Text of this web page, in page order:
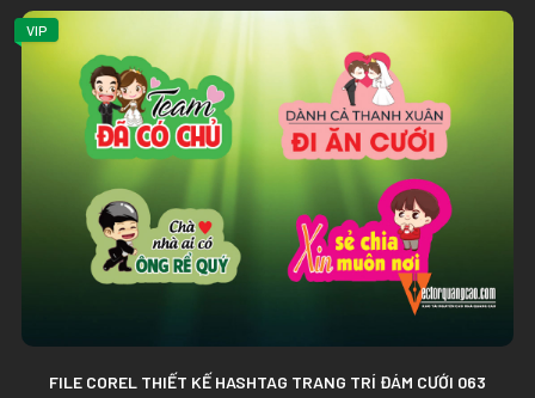
VIP
FILE COREL THIẾT KẾ HASHTAG TRANG TRÍ ĐÁM CƯỚI 063